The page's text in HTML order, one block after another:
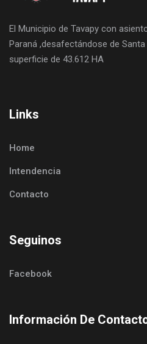
El Municipio de Tavapy con
Paraná ,desafectándose de
superficie de 43.612 HA
Links
Home
Intendencia
Contacto
Seguinos
Facebook
Información De